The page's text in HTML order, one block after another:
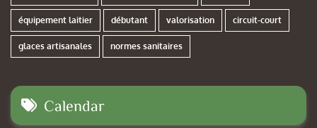
équipement laitier débutant valorisation circuit-court
glaces artisanales normes sanitaires
Calendar